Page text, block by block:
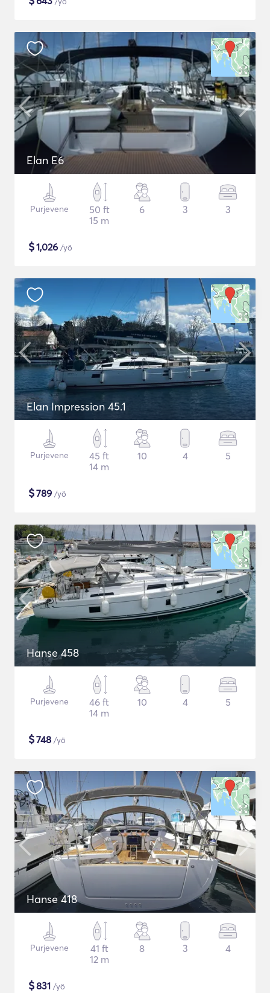
Elan E6
Purjevene
50 ft
15 m
6 3 3
$1,026 /yö
Elan Impression 45.1
Purjevene
45 ft
14 m
10 4 5
$789 /yö
Hanse 458
Purjevene
46 ft
14 m
10 4 5
$748 /yö
Hanse 418
Purjevene
41 ft
12 m
8 3 4
$831 /yö